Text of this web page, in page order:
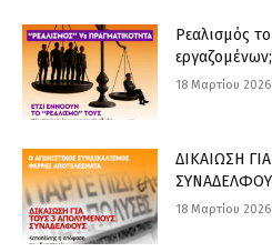
Ρεαλισμός
εργαζομένων;
18 Μαρτίου 2026
ΔΙΚΑΙΩΣΗ
18 Μαρτίου 2026